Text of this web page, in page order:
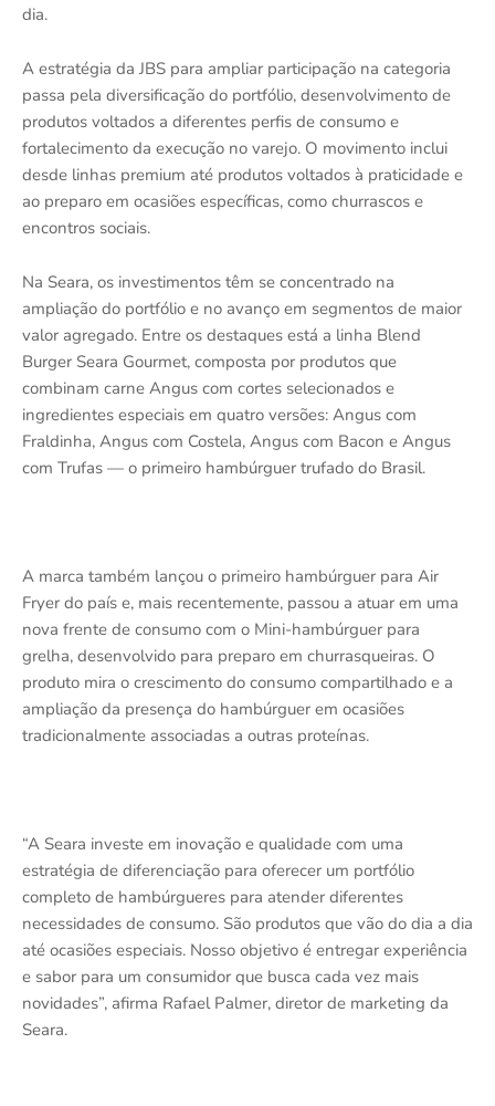
dia.
A estratégia da JBS para ampliar participação na categoria
passa pela diversificação do portfólio, desenvolvimento de
produtos voltados a diferentes perfis de consumo e
fortalecimento da execução no varejo. O movimento inclui
desde linhas premium até produtos voltados à praticidade e
ao preparo em ocasiões específicas, como churrascos e
encontros sociais.
Na Seara, os investimentos têm se concentrado na
ampliação do portfólio e no avanço em segmentos de maior
valor agregado. Entre os destaques está a linha Blend
Burger Seara Gourmet, composta por produtos que
combinam carne Angus com cortes selecionados e
ingredientes especiais em quatro versões: Angus com
Fraldinha, Angus com Costela, Angus com Bacon e Angus
com Trufas — o primeiro hambúrguer trufado do Brasil.
A marca também lançou o primeiro hambúrguer para Air
Fryer do país e, mais recentemente, passou a atuar em uma
nova frente de consumo com o Mini-hambúrguer para
grelha, desenvolvido para preparo em churrasqueiras. O
produto mira o crescimento do consumo compartilhado e a
ampliação da presença do hambúrguer em ocasiões
tradicionalmente associadas a outras proteínas.
“A Seara investe em inovação e qualidade com uma
estratégia de diferenciação para oferecer um portfólio
completo de hambúrgueres para atender diferentes
necessidades de consumo. São produtos que vão do dia a dia
até ocasiões especiais. Nosso objetivo é entregar experiência
e sabor para um consumidor que busca cada vez mais
novidades”, afirma Rafael Palmer, diretor de marketing da
Seara.